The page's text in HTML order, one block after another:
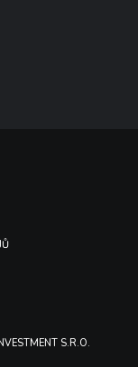
S.R.O.